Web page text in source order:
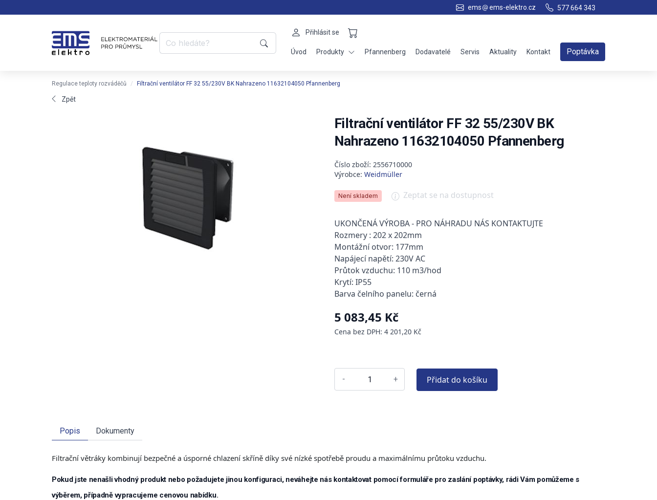
ems ems-elektro.cz 577 664 343
Přihlásit se
Úvod Produkty Pfannenberg Dodavatelé Servis Aktuality Kontakt Poptávka
Regulace teploty rozváděčů Filtrační ventilátor FF 32 55/230V BK Nahrazeno 11632104050 Pfannenberg
Zpět
Filtrační ventilátor FF 32 55/230V BK
Nahrazeno 11632104050 Pfannenberg
Číslo zboží: 2556710000
Výrobce: Weidmüller
Není skladem Zeptat se na dostupnost
UKONČENÁ VÝROBA - PRO NÁHRADU NÁS KONTAKTUJTE
Rozmery : 202 x 202mm
Montážní otvor: 177mm
Napájecí napětí: 230V AC
Průtok vzduchu: 110 m3/hod
Krytí: IP55
Barva čelního panelu: černá
5 083,45 Kč
Cena bez DPH: 4 201,20 Kč
- + Přidat do košíku
Popis Dokumenty
Filtrační větráky kombinují bezpečné a úsporné chlazení skříně díky své nízké spotřebě proudu a maximálnímu průtoku vzduchu.
Pokud jste nenašli vhodný produkt nebo požadujete jinou konfiguraci, neváhejte nás kontaktovat pomocí formuláře pro zaslání poptávky, rádi Vám pomůžeme s
výběrem, případně vypracujeme cenovou nabídku.